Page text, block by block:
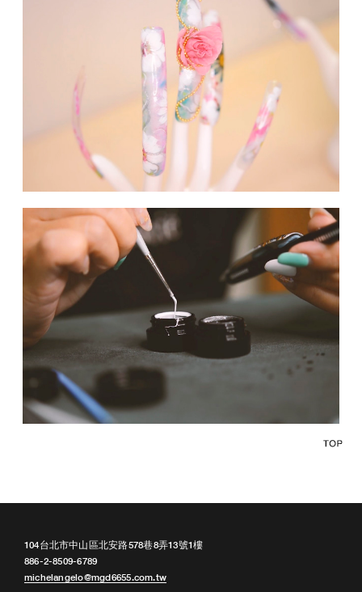
104台北市中山區北安路578巷8弄13號1樓
886-2-8509-6789
michelangelo@mgd6655.com.tw